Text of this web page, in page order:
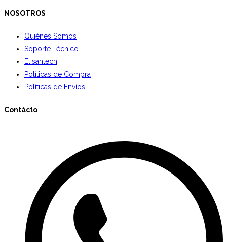
NOSOTROS
Quiénes Somos
Soporte Técnico
Elisantech
Políticas de Compra
Políticas de Envíos
Contácto